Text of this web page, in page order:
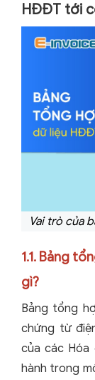
HĐĐT tới
Vai trò của
1.1. Bảng
gì?
Bảng tổng
chứng từ
của các
hành trong